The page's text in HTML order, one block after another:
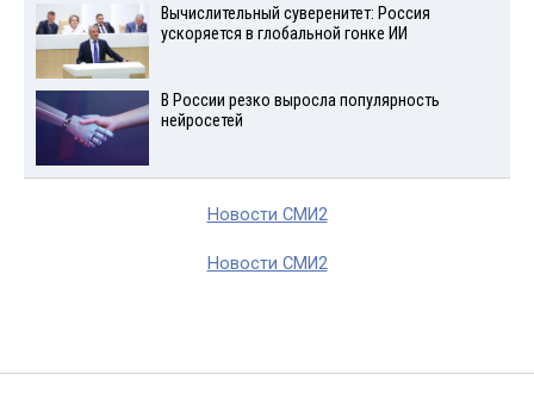
Вычислительный суверенитет: Россия
ускоряется в глобальной гонке ИИ
В России резко выросла популярность
нейросетей
Новости СМИ2
Новости СМИ2